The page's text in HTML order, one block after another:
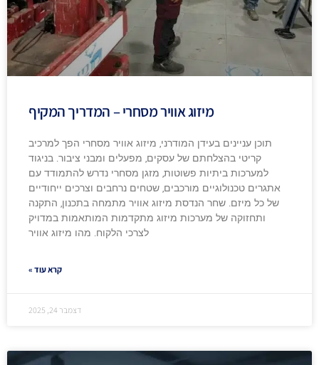
מיזוג אוויר מסחרי – המדריך המקיף
תוכן עניינים בעידן המודרני, מיזוג אוויר מסחרי הפך למרכיב
קריטי בהצלחתם של עסקים, מפעלים ומבני ציבור. בניגוד
למערכות ביתיות פשוטות, מזגן מסחרי נדרש להתמודד עם
אתגרים טכנולוגיים מורכבים, שטחים נרחבים וצרכים ייחודיים
של כל מיזם. שחר הנדסת מיזוג אוויר מתמחה בתכנון, התקנה
ותחזוקה של מערכות מיזוג מתקדמות המותאמות במדויק
לצרכי הלקוח. מהו מיזוג אוויר
קרא עוד »
דצמבר 24, 2025